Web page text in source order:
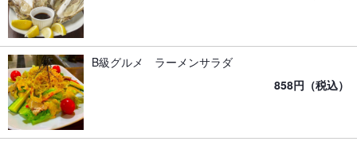
B級グルメ ラーメンサラダ
858円（税込）